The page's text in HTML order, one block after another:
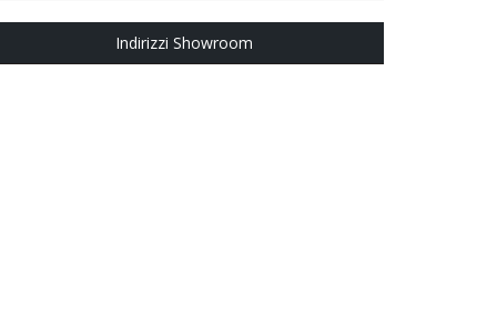
Indirizzi Showroom